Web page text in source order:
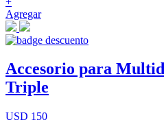
Agregar
Accesorio para
Triple
USD 150